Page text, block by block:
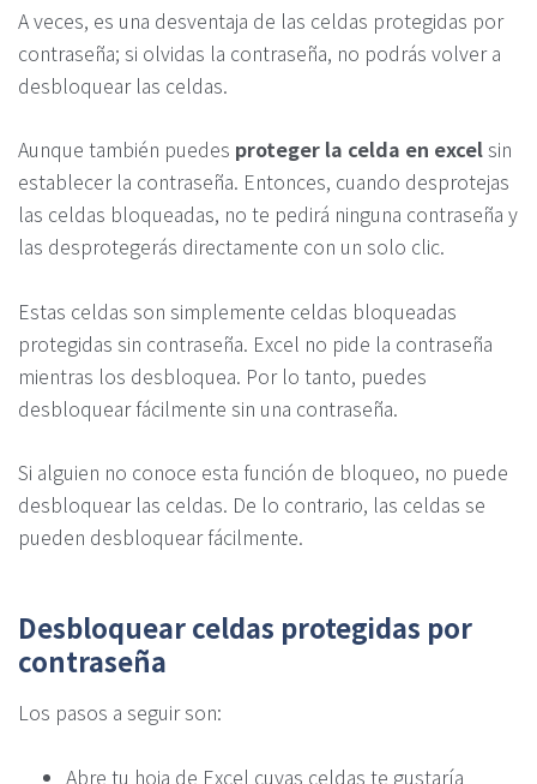
A veces, es una desventaja de las celdas protegidas por
contraseña; si olvidas la contraseña, no podrás volver a
desbloquear las celdas.
Aunque también puedes proteger la celda en excelsin
establecer la contraseña. Entonces, cuando desprotejas
las celdas bloqueadas, no te pedirá ninguna contraseña y
las desprotegerás directamente con un solo clic.
Estas celdas son simplemente celdas bloqueadas
protegidas sin contraseña. Excel no pide la contraseña
mientras los desbloquea. Por lo tanto, puedes
desbloquear fácilmente sin una contraseña.
Si alguien no conoce esta función de bloqueo, no puede
desbloquear las celdas. De lo contrario, las celdas se
pueden desbloquear fácilmente.
Desbloquear celdas protegidas por
contraseña
Los pasos a seguir son:
Abre tu hoja de Excel cuyas celdas te gustaría